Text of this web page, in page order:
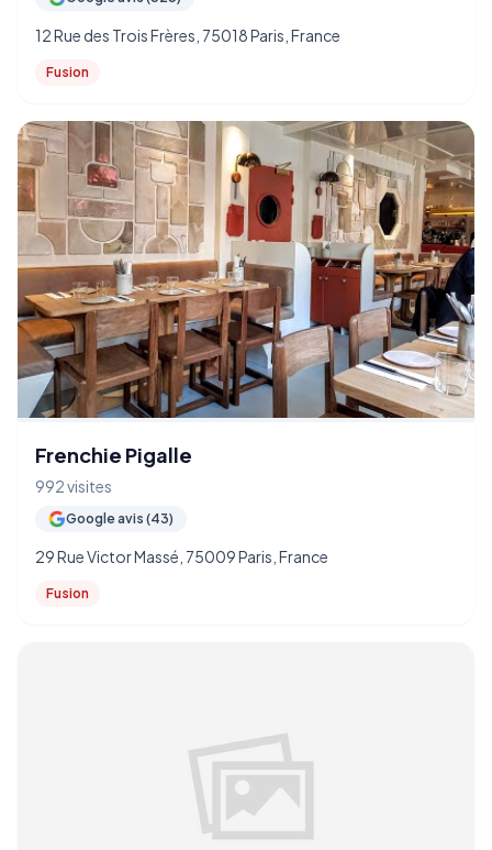
12 Rue des Trois Frères, 75018 Paris, France
Fusion
Frenchie Pigalle
992 visites
Google avis (43)
29 Rue Victor Massé, 75009 Paris, France
Fusion